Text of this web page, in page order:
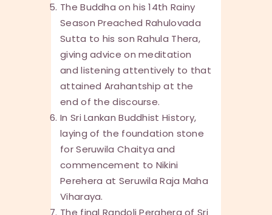
The Buddha on his 14th Rainy
Season Preached Rahulovada
Sutta to his son Rahula Thera,
giving advice on meditation
and listening attentively to that
attained Arahantship at the
end of the discourse.
In Sri Lankan Buddhist History,
laying of the foundation stone
for Seruwila Chaitya and
commencement to Nikini
Perehera at Seruwila Raja Maha
Viharaya.
The final Randoli Perahera of Sri